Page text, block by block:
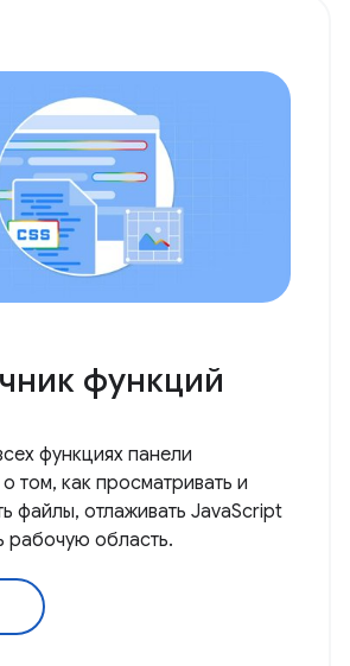
функций
функциях панели
том, как просматривать и
файлы, отлаживать JavaScript
рабочую область.